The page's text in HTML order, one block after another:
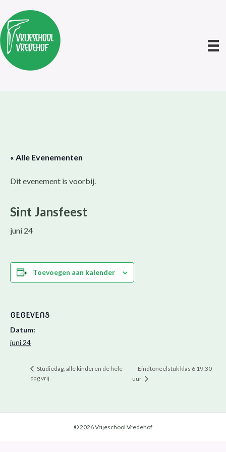
« Alle Evenementen
Dit evenement is voorbij.
Sint Jansfeest
juni 24
Toevoegen aan kalender
GEGEVENS
Datum:
juni 24
Studiedag, alle kinderen de hele
dag vrij
Eindtoneelstuk klas 6 19:30
uur
© 2026 Vrijeschool Vredehof